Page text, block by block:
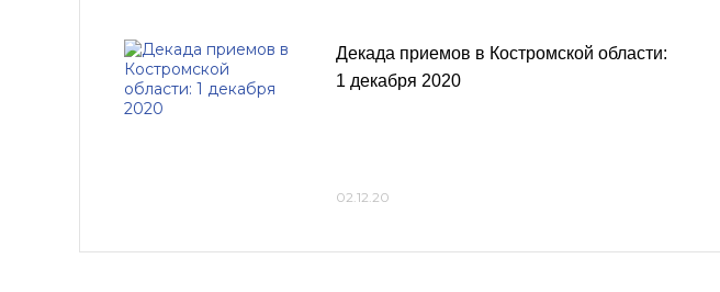
Декада приемов в Костромской области:
1 декабря 2020
02.12.20